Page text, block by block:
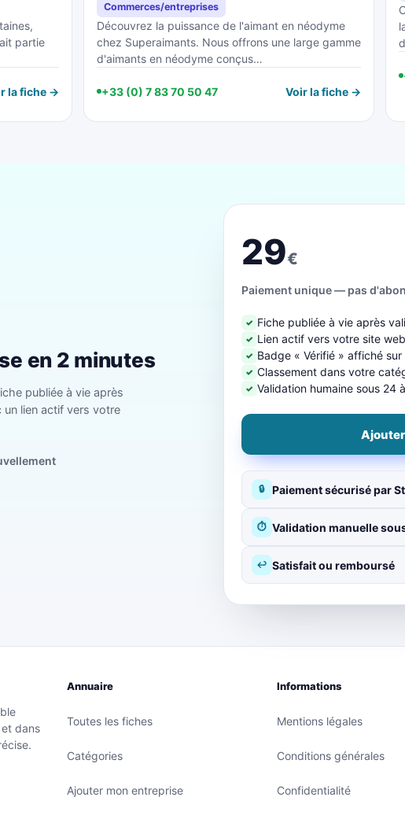
partie
la fiche →
Commerces/entreprises
Découvrez la puissance de l'aimant en néodyme
chez Superaimants. Nous offrons une large gamme
d'aimants en néodyme conçus…
+33 (0) 7 83 70 50 47 Voir la fiche →
en 2 minutes
publiée à vie après
un lien actif vers votre
29€
Paiement unique — pas
✓ Fiche publiée à vie après
✓ Lien actif vers votre site web
✓ Badge « Vérifié » affiché
✓ Classement dans votre
✓ Validation humaine sous 24
🔒 Paiement sécurisé par
⏱ Validation manuelle
↩ Satisfait ou remboursé
dans
Annuaire
Toutes les fiches
Catégories
Ajouter mon entreprise
Informations
Mentions légales
Conditions générales
Confidentialité